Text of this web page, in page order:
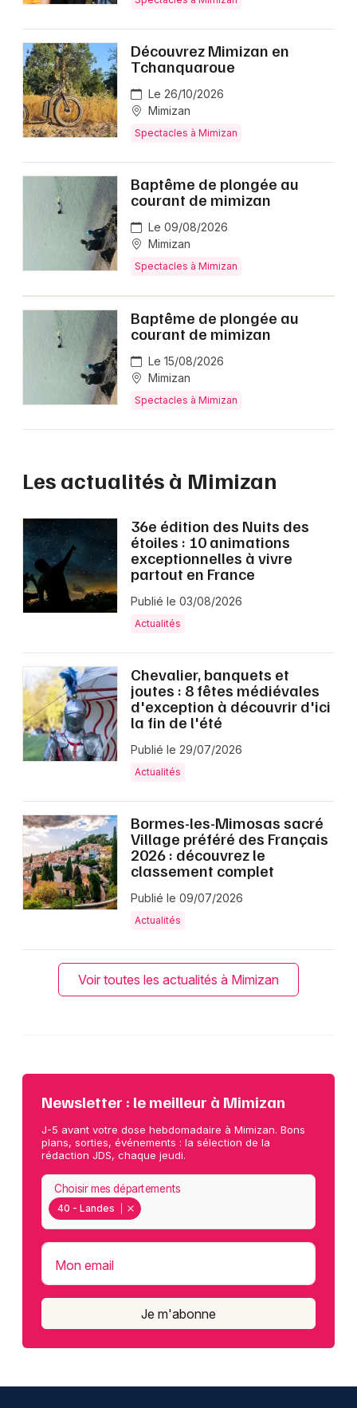
Découvrez Mimizan en
Tchanquaroue
Le 26/10/2026
Mimizan
Spectacles à Mimizan
Baptême de plongée au
courant de mimizan
Le 09/08/2026
Mimizan
Spectacles à Mimizan
Baptême de plongée au
courant de mimizan
Le 15/08/2026
Mimizan
Spectacles à Mimizan
Les actualités à Mimizan
36e édition des Nuits des
étoiles : 10 animations
exceptionnelles à vivre
partout en France
Publié le 03/08/2026
Actualités
Chevalier, banquets et
joutes : 8 fêtes médiévales
d'exception à découvrir d'ici
la fin de l'été
Publié le 29/07/2026
Actualités
Bormes-les-Mimosas sacré
Village préféré des Français
2026 : découvrez le
classement complet
Publié le 09/07/2026
Actualités
Voir toutes les actualités à Mimizan
Newsletter : le meilleur à Mimizan
J-5 avant votre dose hebdomadaire à Mimizan. Bons
plans, sorties, événements : la sélection de la
rédaction JDS, chaque jeudi.
40 - Landes
Choisir mes départements
Mon email
Je m'abonne